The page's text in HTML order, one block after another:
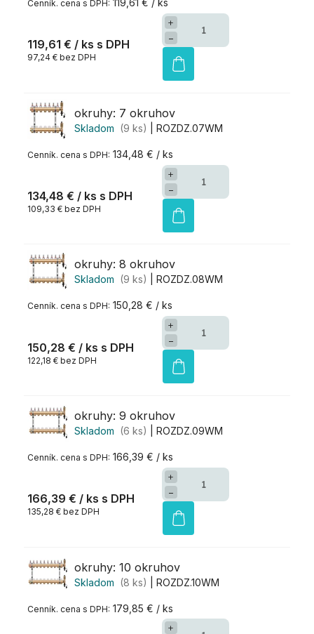
119,61 € / ks
119,61 € / ks
97,24 € bez DPH
+
−
okruhy: 7 okruhov
Skladom (9 ks) | ROZDZ.07WM
134,48 € / ks
134,48 € / ks
109,33 € bez DPH
+
−
okruhy: 8 okruhov
Skladom (9 ks) | ROZDZ.08WM
150,28 € / ks
150,28 € / ks
122,18 € bez DPH
+
−
okruhy: 9 okruhov
Skladom (6 ks) | ROZDZ.09WM
166,39 € / ks
166,39 € / ks
135,28 € bez DPH
+
−
okruhy: 10 okruhov
Skladom (8 ks) | ROZDZ.10WM
179,85 € / ks
+